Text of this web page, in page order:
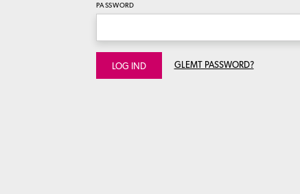
PASSWORD
LOG IND GLEMT PASSWORD?